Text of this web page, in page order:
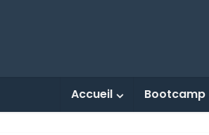
Accueil Bootcamp